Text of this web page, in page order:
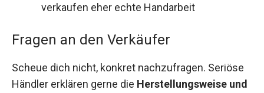
verkaufen eher echte Handarbeit
Fragen an den Verkäufer
Scheue dich nicht, konkret nachzufragen. Seriöse
Händler erklären gerne die Herstellungsweise und